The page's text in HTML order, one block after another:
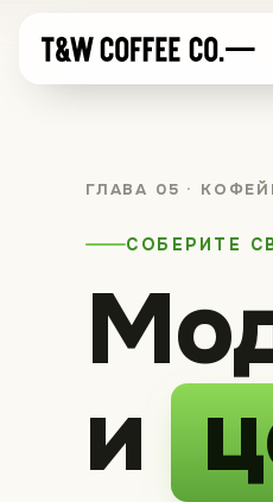
ГЛАВА 05 ·
СОБЕРИТЕ
и